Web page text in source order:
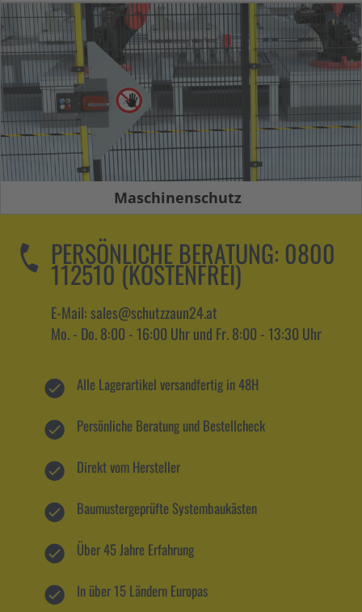
Maschinenschutz
PERSÖNLICHE BERATUNG: 0800
112510 (KOSTENFREI)
E-Mail: sales@schutzzaun24.at
Mo. - Do. 8:00 - 16:00 Uhr und Fr. 8:00 - 13:30 Uhr
Alle Lagerartikel versandfertig in 48H
Persönliche Beratung und Bestellcheck
Direkt vom Hersteller
Baumustergeprüfte Systembaukästen
Über 45 Jahre Erfahrung
In über 15 Ländern Europas